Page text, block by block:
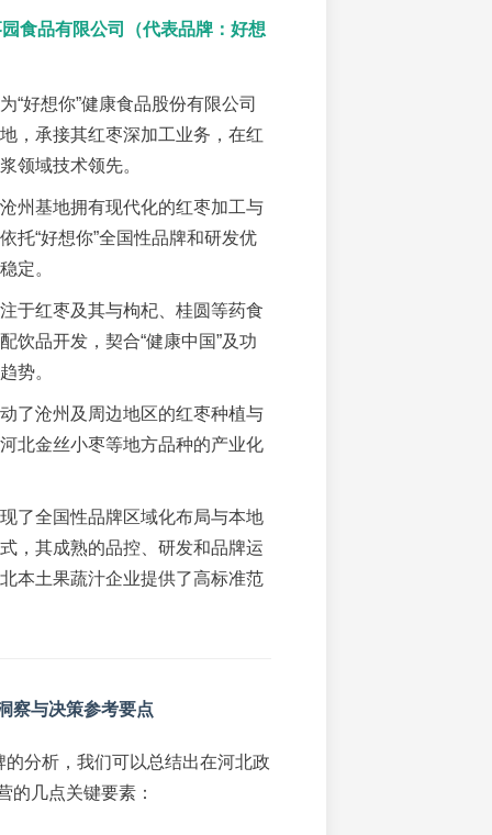
食品有限公司（代表品牌：好想
“好想你”健康食品股份有限公司
，承接其红枣深加工业务，在红
领域技术领先。
州基地拥有现代化的红枣加工与
托“好想你”全国性品牌和研发优
定。
于红枣及其与枸杞、桂圆等药食
饮品开发，契合“健康中国”及功
势。
了沧州及周边地区的红枣种植与
北金丝小枣等地方品种的产业化
了全国性品牌区域化布局与本地
，其成熟的品控、研发和品牌运
本土果蔬汁企业提供了高标准范
察与决策参考要点
分析，我们可以总结出在河北政
的几点关键要素：